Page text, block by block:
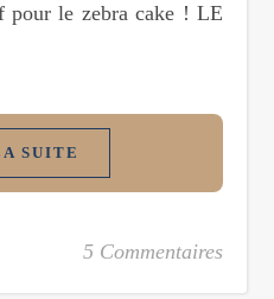
pour le zebra cake ! LE
SUITE
5 Commentaires